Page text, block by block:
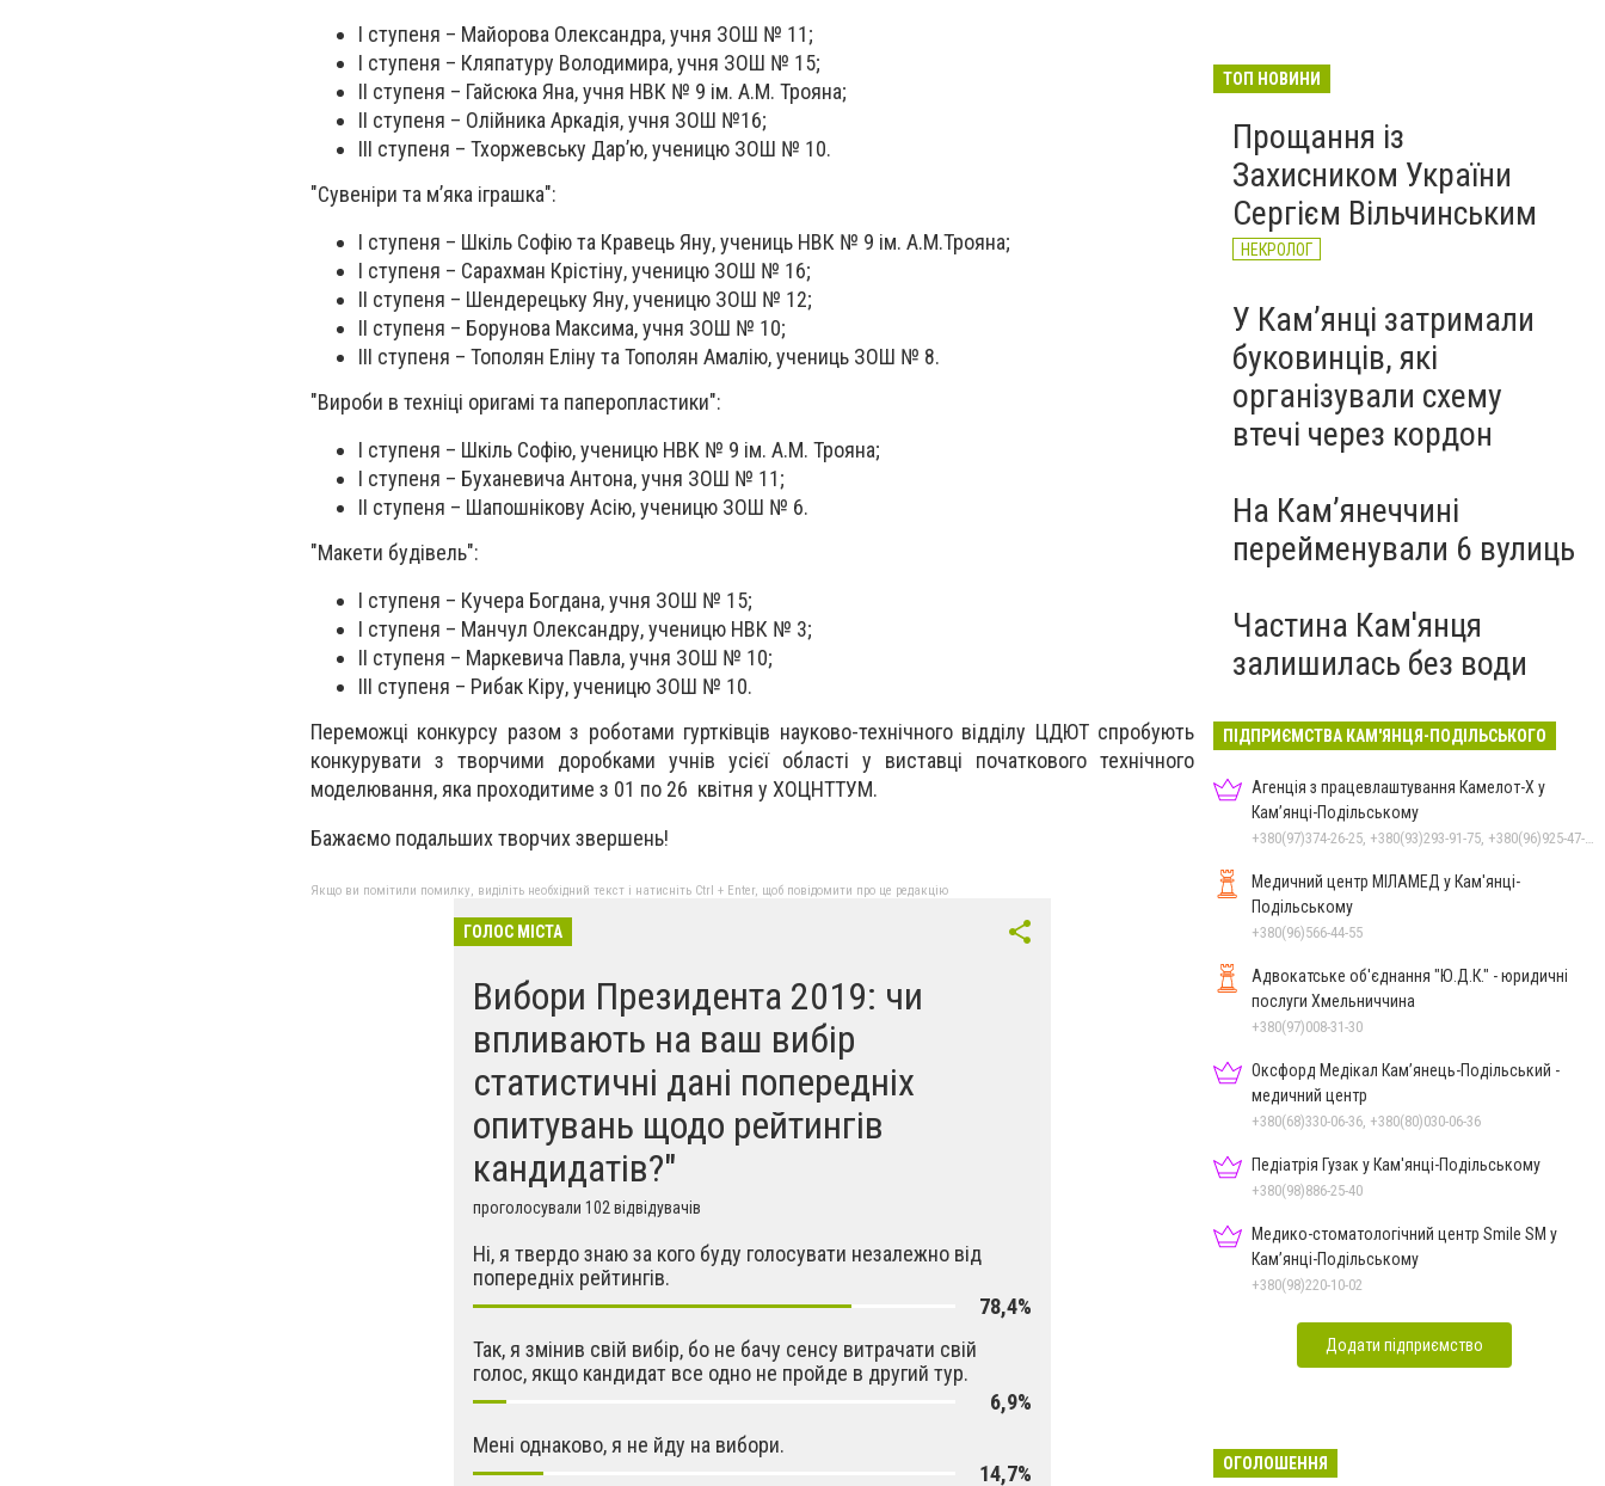
І ступеня – Майорова Олександра, учня ЗОШ № 11;
І ступеня – Кляпатуру Володимира, учня ЗОШ № 15;
ІІ ступеня – Гайсюка Яна, учня НВК № 9 ім. А.М. Трояна;
ІІ ступеня – Олійника Аркадія, учня ЗОШ №16;
ІІІ ступеня – Тхоржевську Дар’ю, ученицю ЗОШ № 10.
"Сувеніри та м’яка іграшка":
І ступеня – Шкіль Софію та Кравець Яну, учениць НВК № 9 ім. А.М.Трояна;
І ступеня – Сарахман Крістіну, ученицю ЗОШ № 16;
ІІ ступеня – Шендерецьку Яну, ученицю ЗОШ № 12;
ІІ ступеня – Борунова Максима, учня ЗОШ № 10;
ІІІ ступеня – Тополян Еліну та Тополян Амалію, учениць ЗОШ № 8.
"Вироби в техніці оригамі та паперопластики":
І ступеня – Шкіль Софію, ученицю НВК № 9 ім. А.М. Трояна;
І ступеня – Буханевича Антона, учня ЗОШ № 11;
ІІ ступеня – Шапошнікову Асію, ученицю ЗОШ № 6.
"Макети будівель":
І ступеня – Кучера Богдана, учня ЗОШ № 15;
І ступеня – Манчул Олександру, ученицю НВК № 3;
ІІ ступеня – Маркевича Павла, учня ЗОШ № 10;
ІІІ ступеня – Рибак Кіру, ученицю ЗОШ № 10.
Переможці конкурсу разом з роботами гуртківців науково-технічного відділу ЦДЮТ спробують
конкурувати з творчими доробками учнів усієї області у виставці початкового технічного
моделювання, яка проходитиме з 01 по 26 квітня у ХОЦНТТУМ.
Бажаємо подальших творчих звершень!
Якщо ви помітили помилку, виділіть необхідний текст і натисніть Ctrl + Enter, щоб повідомити про це редакцію
ГОЛОС МІСТА
Вибори Президента 2019: чи
впливають на ваш вибір
статистичні дані попередніх
опитувань щодо рейтингів
кандидатів?"
проголосували 102 відвідувачів
Ні, я твердо знаю за кого буду голосувати незалежно від
попередніх рейтингів.
78,4%
Так, я змінив свій вибір, бо не бачу сенсу витрачати свій
голос, якщо кандидат все одно не пройде в другий тур.
6,9%
Мені однаково, я не йду на вибори.
14,7%
ТОП НОВИНИ
Прощання із
Захисником України
Сергієм Вільчинським
НЕКРОЛОГ
У Кам’янці затримали
буковинців, які
організували схему
втечі через кордон
На Камʼянеччині
перейменували 6 вулиць
Частина Кам'янця
залишилась без води
ПІДПРИЄМСТВА КАМ'ЯНЦЯ-ПОДІЛЬСЬКОГО
Агенція з працевлаштування Камелот-Х у
Кам’янці-Подільському
+380(97)374-26-25, +380(93)293-91-75, +380(96)925-47-71, +380(73)327-54-83
Медичний центр МІЛАМЕД у Кам'янці-
Подільському
+380(96)566-44-55
Адвокатське об'єднання "Ю.Д.К." - юридичні
послуги Хмельниччина
+380(97)008-31-30
Оксфорд Медікал Кам’янець-Подільський -
медичний центр
+380(68)330-06-36, +380(80)030-06-36
Педіатрія Гузак у Кам'янці-Подільському
+380(98)886-25-40
Медико-стоматологічний центр Smile SM у
Кам’янці-Подільському
+380(98)220-10-02
Додати підприємство
ОГОЛОШЕННЯ